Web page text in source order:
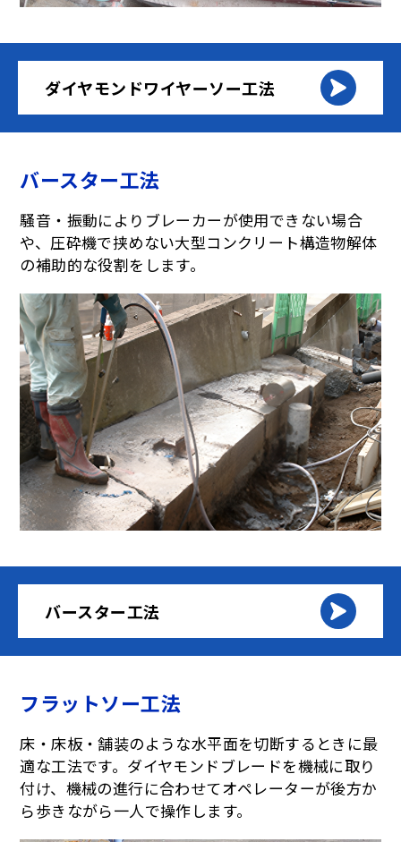
ダイヤモンドワイヤーソー工法
バースター工法
騒音・振動によりブレーカーが使用できない場合
や、圧砕機で挟めない大型コンクリート構造物解体
の補助的な役割をします。
バースター工法
フラットソー工法
床・床板・舗装のような水平面を切断するときに最
適な工法です。ダイヤモンドブレードを機械に取り
付け、機械の進行に合わせてオペレーターが後方か
ら歩きながら一人で操作します。